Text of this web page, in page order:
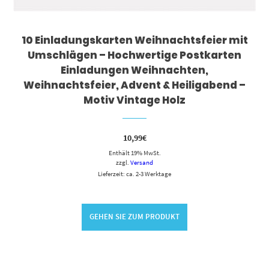
10 Einladungskarten Weihnachtsfeier mit
Umschlägen – Hochwertige Postkarten
Einladungen Weihnachten,
Weihnachtsfeier, Advent & Heiligabend –
Motiv Vintage Holz
10,99€
Enthält 19% MwSt.
zzgl. Versand
Lieferzeit: ca. 2-3 Werktage
GEHEN SIE ZUM PRODUKT